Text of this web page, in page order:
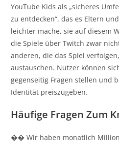
YouTube Kids als „sicheres
zu entdecken“, das es Eltern
leichter mache, sie auf diesem
die Spiele über Twitch zwar
anderen, die das Spiel
austauschen. Nutzer können
gegenseitig Fragen stellen und
Identität preiszugeben.
Häufige Fragen Zum
�� Wir haben monatlich